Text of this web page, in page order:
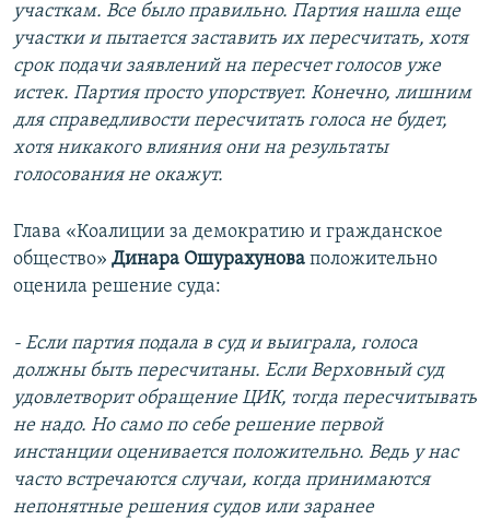
участкам. Все было правильно. Партия нашла еще
участки и пытается заставить их пересчитать, хотя
срок подачи заявлений на пересчет голосов уже
истек. Партия просто упорствует. Конечно, лишним
для справедливости пересчитать голоса не будет,
хотя никакого влияния они на результаты
голосования не окажут.
Глава «Коалиции за демократию и гражданское
общество» Динара Ошурахунова положительно
оценила решение суда:
- Если партия подала в суд и выиграла, голоса
должны быть пересчитаны. Если Верховный суд
удовлетворит обращение ЦИК, тогда пересчитывать
не надо. Но само по себе решение первой
инстанции оценивается положительно. Ведь у нас
часто встречаются случаи, когда принимаются
непонятные решения судов или заранее